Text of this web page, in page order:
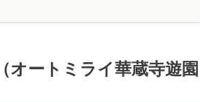
オートミライ華蔵寺遊園